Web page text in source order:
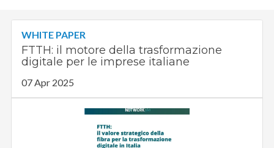
WHITE PAPER
FTTH: il motore della trasformazione
digitale per le imprese italiane
07 Apr 2025